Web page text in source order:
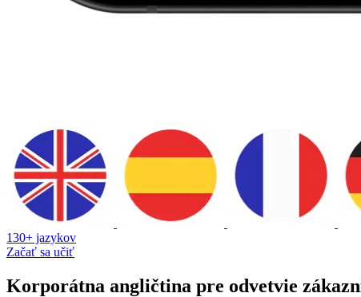
130+ jazykov
Začať sa učiť
Korporátna angličtina pre odvetvie